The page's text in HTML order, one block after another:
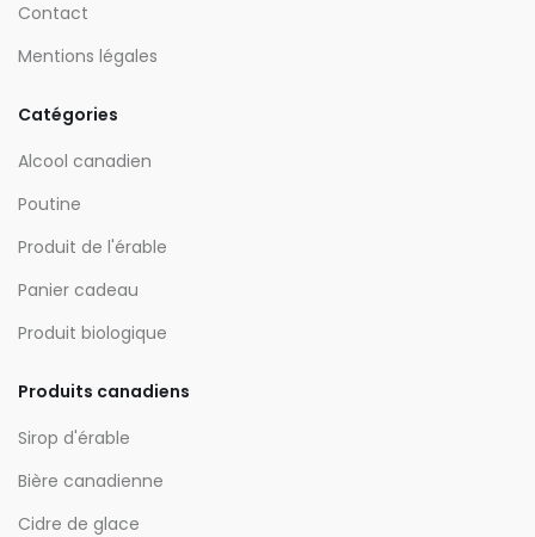
Contact
Mentions légales
Catégories
Alcool canadien
Poutine
Produit de l'érable
Panier cadeau
Produit biologique
Produits canadiens
Sirop d'érable
Bière canadienne
Cidre de glace